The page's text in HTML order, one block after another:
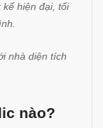
kế hiện đại, tối
nhà diện tích
nào?